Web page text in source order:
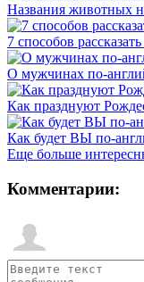
Названия животных
7 способов
О мужчинах по-
Как празднуют
Как будет ВЫ по-
Еще больше
Комментарии: